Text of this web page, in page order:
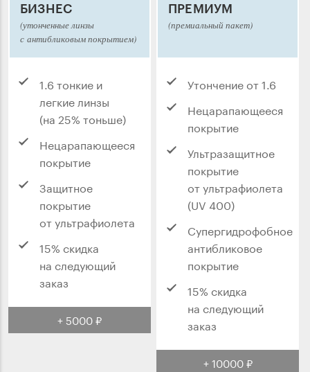
БИЗНЕС
(утонченные линзы
с антибликовым покрытием)
1.6 тонкие и
легкие линзы
(на 25% тоньше)
Нецарапающееся
покрытие
Защитное
покрытие
от ультрафиолета
15% скидка
на следующий
заказ
+ 5000 ₽
ПРЕМИУМ
(премиальный пакет)
Утончение от 1.6
Нецарапающееся
покрытие
Ультразащитное
покрытие
от ультрафиолета
(UV 400)
Супергидрофобное
антибликовое
покрытие
15% скидка
на следующий
заказ
+ 10000 ₽